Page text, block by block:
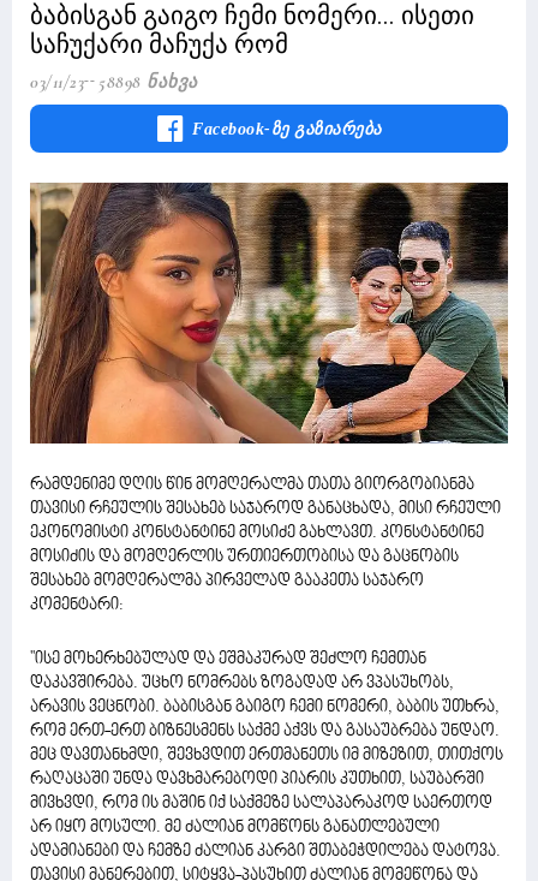
ბაბისგან გაიგო ჩემი ნომერი... ისეთი
საჩუქარი მაჩუქა რომ
03/11/23 58898 Ნახვა
Facebook-Ზე Გაზიარება
რამდენიმე დღის წინ მომღერალმა თათა გიორგობიანმა
თავისი რჩეულის შესახებ საჯაროდ განაცხადა, მისი რჩეული
ეკონომისტი კონსტანტინე მოსიძე გახლავთ. კონსტანტინე
მოსიძის და მომღერლის ურთიერთობისა და გაცნობის
შესახებ მომღერალმა პირველად გააკეთა საჯარო
კომენტარი:
''ისე მოხერხებულად და ეშმაკურად შეძლო ჩემთან
დაკავშირება. უცხო ნომრებს ზოგადად არ ვპასუხობს,
არავის ვეცნობი. ბაბისგან გაიგო ჩემი ნომერი, ბაბის უთხრა,
რომ ერთ-ერთ ბიზნესმენს საქმე აქვს და გასაუბრება უნდაო.
მეც დავთანხმდი, შევხვდით ერთმანეთს იმ მიზეზით, თითქოს
რაღაცაში უნდა დავხმარებოდი პიარის კუთხით, საუბარში
მივხვდი, რომ ის მაშინ იქ საქმეზე სალაპარაკოდ საერთოდ
არ იყო მოსული. მე ძალიან მომწონს განათლებული
ადამიანები და ჩემზე ძალიან კარგი შთაბეჭდილება დატოვა.
თავისი მანერებით, სიტყვა-პასუხით ძალიან მომეწონა და